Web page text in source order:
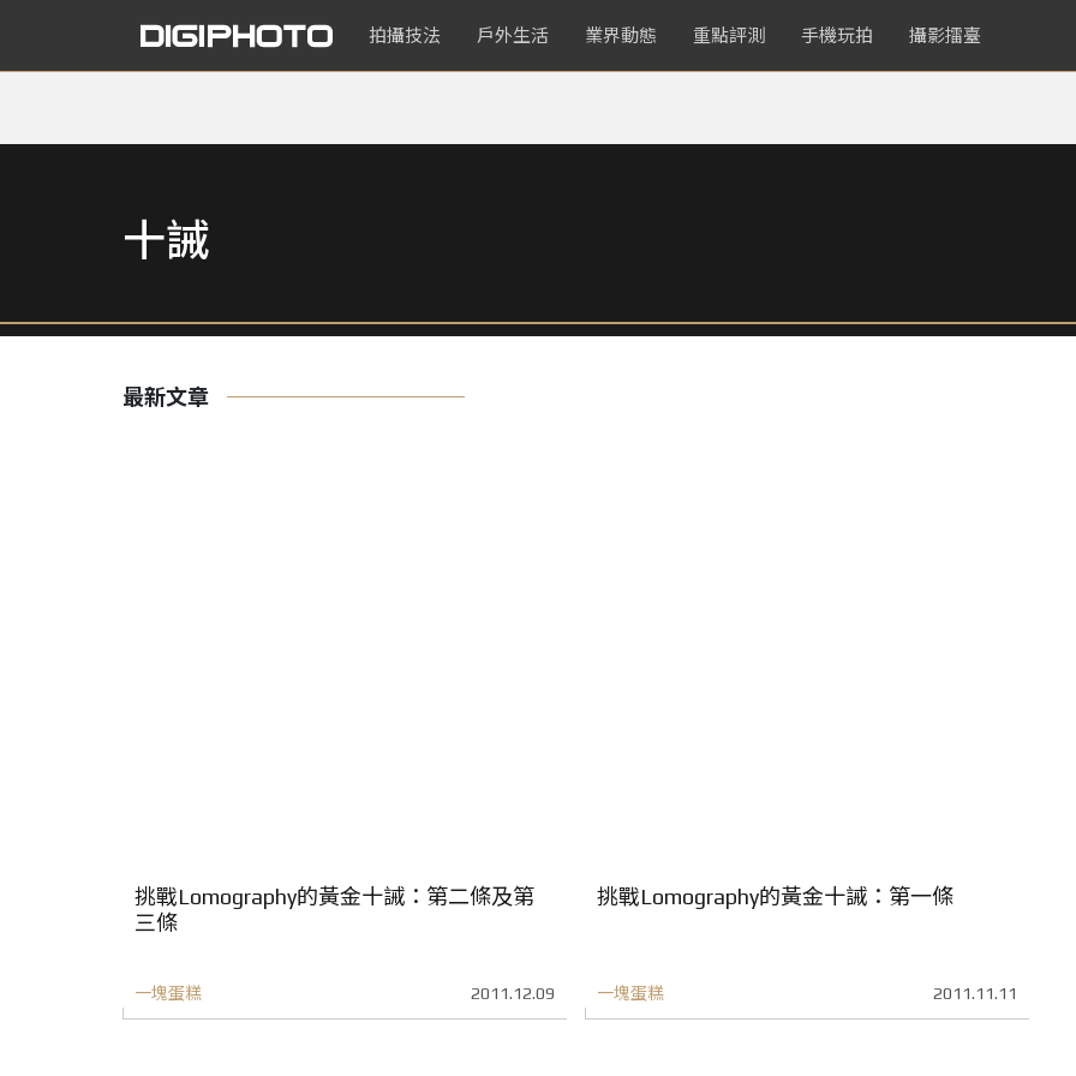
拍攝技法 戶外生活 業界動態 重點評測 手機玩拍 攝影擂臺
十誡
最新文章
挑戰Lomography的黃金十誡：第二條及第
三條
一塊蛋糕 2011.12.09
挑戰Lomography的黃金十誡：第一條
一塊蛋糕 2011.11.11